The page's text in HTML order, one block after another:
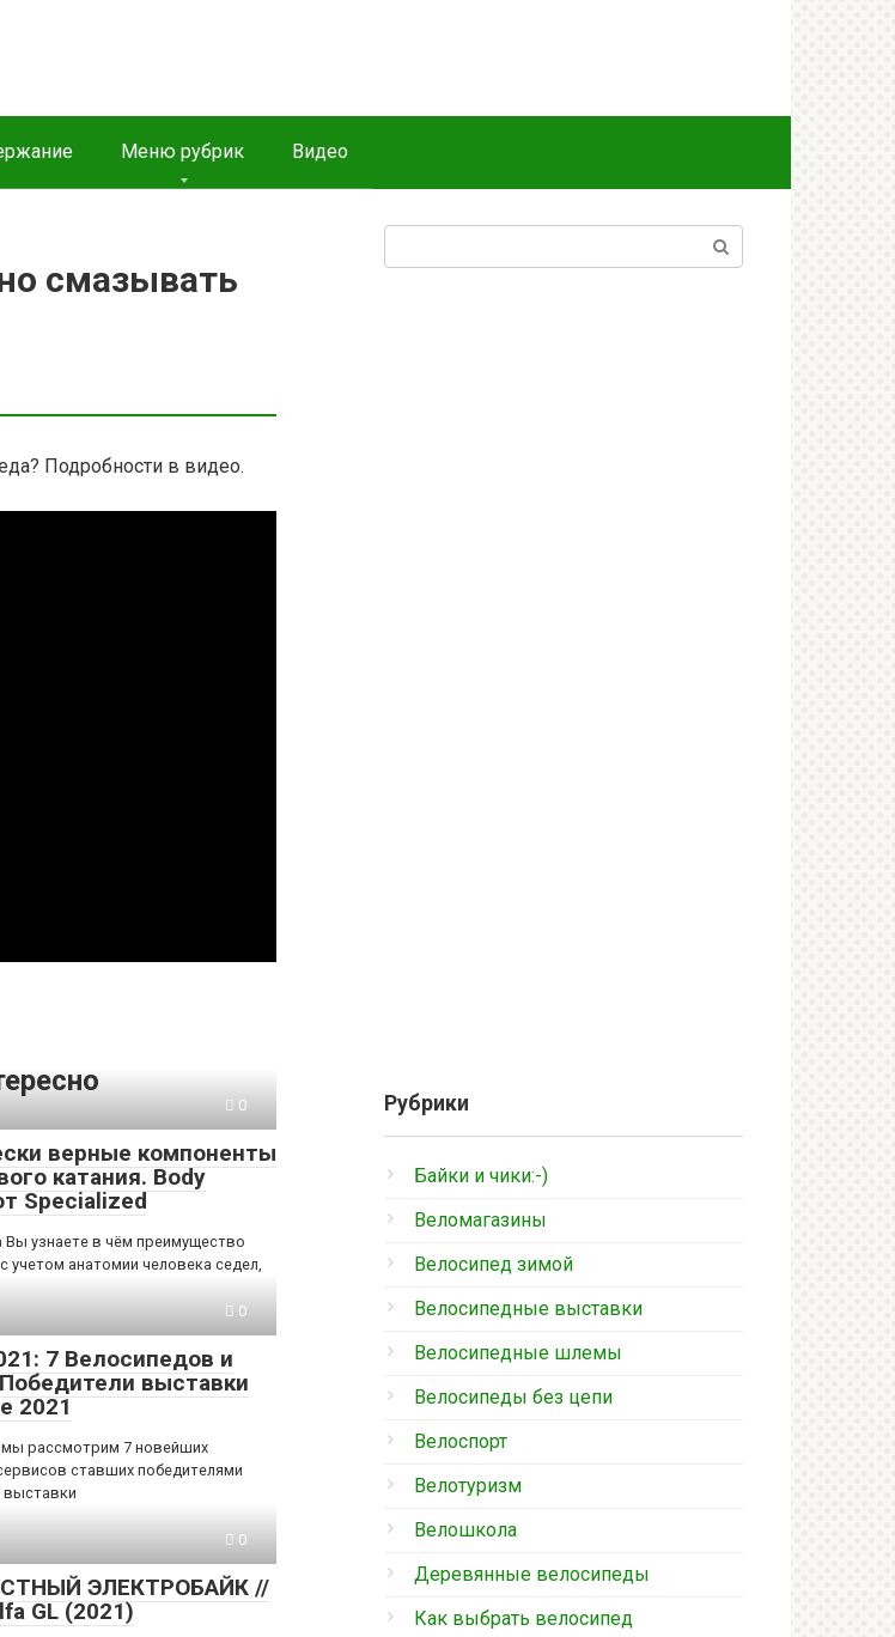
Меню рубрик Видео
смазывать
Подробности в видео.
0
верные компоненты
катания. Body
Specialized
Вы узнаете в чём преимущество
учетом анатомии человека седел,
0
7 Велосипедов и
выставки
2021
рассмотрим 7 новейших
ставших победителями
0
ЭЛЕКТРОБАЙК //
GL (2021)
Рубрики
Байки и чики:-)
Веломагазины
Велосипед зимой
Велосипедные выставки
Велосипедные шлемы
Велосипеды без цепи
Велоспорт
Велотуризм
Велошкола
Деревянные велосипеды
Как выбрать велосипед